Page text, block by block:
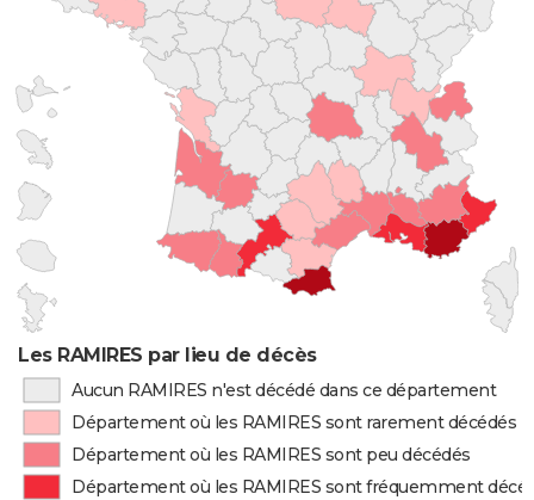
Les RAMIRES par lieu de décès
Aucun RAMIRES n'est décédé dans ce département
Département où les RAMIRES sont rarement décédés
Département où les RAMIRES sont peu décédés
Département où les RAMIRES sont fréquemment